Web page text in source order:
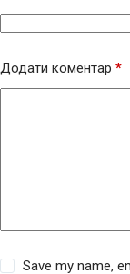
Додати коментар *
Save my name,